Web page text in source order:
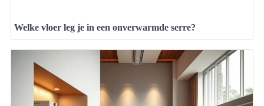
Welke vloer leg je in een onverwarmde serre?